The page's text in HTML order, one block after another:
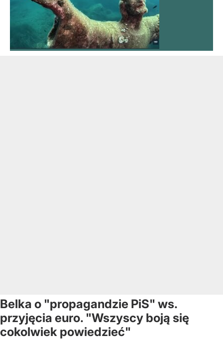
Belka o "propagandzie PiS" ws.
przyjęcia euro. "Wszyscy boją się
cokolwiek powiedzieć"